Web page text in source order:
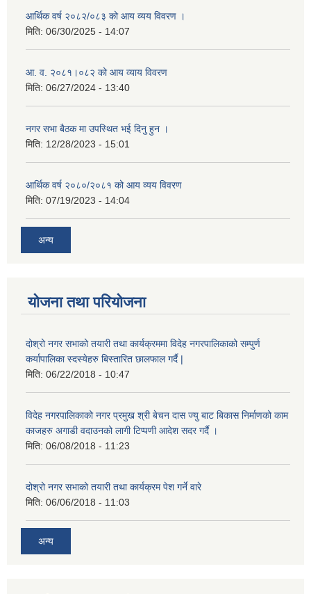
आर्थिक वर्ष २०८२/०८३ को आय व्यय विवरण ।
मिति: 06/30/2025 - 14:07
आ. व. २०८१।०८२ को आय व्याय विवरण
मिति: 06/27/2024 - 13:40
नगर सभा बैठक मा उपस्थित भई दिनु हुन ।
मिति: 12/28/2023 - 15:01
आर्थिक वर्ष २०८०/२०८१ को आय व्यय विवरण
मिति: 07/19/2023 - 14:04
अन्य
योजना तथा परियोजना
दोश्रो नगर सभाको तयारी तथा कार्यक्रममा विदेह नगरपालिकाको सम्पुर्ण
कर्यापालिका स्दस्येहरु बिस्तारित छालफाल गर्दै |
मिति: 06/22/2018 - 10:47
विदेह नगरपालिकाको नगर प्रमुख श्री बेचन दास ज्यु बाट बिकास निर्माणको काम
काजहरु अगाडी वदाउनको लागी टिप्पणी आदेश सदर गर्दै ।
मिति: 06/08/2018 - 11:23
दोश्रो नगर सभाको तयारी तथा कार्यक्रम पेश गर्ने वारे
मिति: 06/06/2018 - 11:03
अन्य